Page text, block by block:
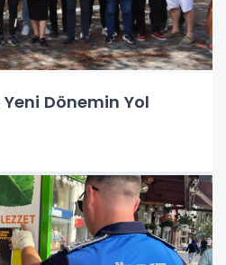
Dönemin Yol